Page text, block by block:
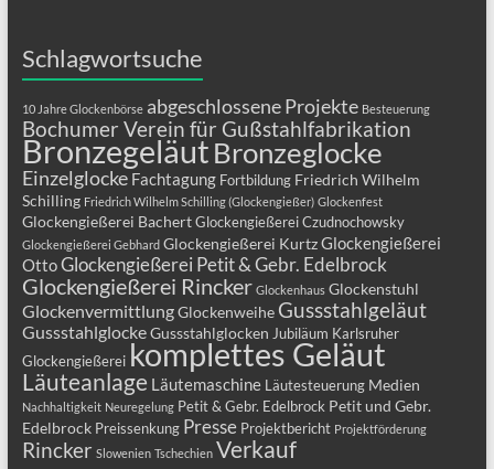
Schlagwortsuche
10 Jahre Glockenbörse abgeschlossene Projekte Besteuerung
Bochumer Verein für Gußstahlfabrikation
Bronzegeläut Bronzeglocke
Einzelglocke Fachtagung Fortbildung Friedrich Wilhelm
Schilling Friedrich Wilhelm Schilling (Glockengießer) Glockenfest
Glockengießerei Bachert Glockengießerei Czudnochowsky
Glockengießerei Gebhard Glockengießerei KurtzGlockengießerei
OttoGlockengießerei Petit & Gebr. Edelbrock
Glockengießerei Rincker Glockenhaus Glockenstuhl
GlockenvermittlungGlockenweihe Gussstahlgeläut
GussstahlglockeGussstahlglocken Jubiläum Karlsruher
Glockengießerei komplettes Geläut
Läuteanlage Läutemaschine Läutesteuerung Medien
Nachhaltigkeit Neuregelung Petit & Gebr. Edelbrock Petit und Gebr.
Edelbrock Preissenkung Presse Projektbericht Projektförderung
Rincker Slowenien Tschechien Verkauf